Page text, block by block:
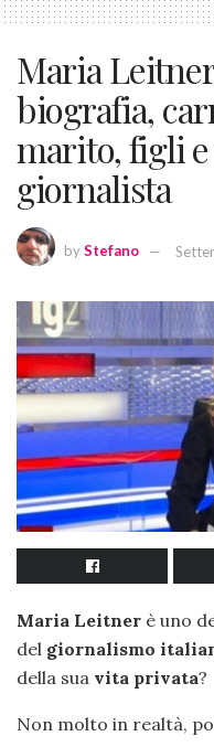
Maria
biografia,
marito, figli
giornalista
byStefano
Maria Leitner è uno
del giornalismo
della sua vita privata?
Non molto in realtà,